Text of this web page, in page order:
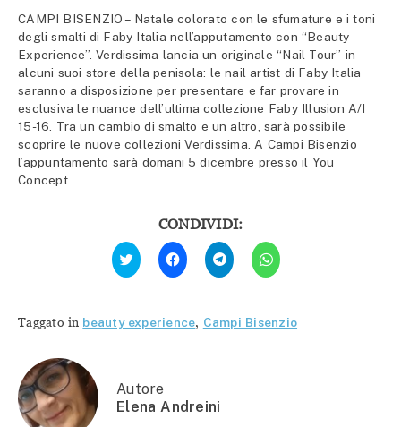
CAMPI BISENZIO – Natale colorato con le sfumature e i toni
degli smalti di Faby Italia nell’apputamento con “Beauty
Experience”. Verdissima lancia un originale “Nail Tour” in
alcuni suoi store della penisola: le nail artist di Faby Italia
saranno a disposizione per presentare e far provare in
esclusiva le nuance dell’ultima collezione Faby Illusion A/I
15-16. Tra un cambio di smalto e un altro, sarà possibile
scoprire le nuove collezioni Verdissima. A Campi Bisenzio
l’appuntamento sarà domani 5 dicembre presso il You
Concept.
CONDIVIDI:
Fai
clic
qui
Twitter
(Si
finestra)
Fai
clic
per
condividere
(Si
apre
Fai
clic
per
condividere
(Si
apre
Fai
clic
per
(Si
apre
Taggato in beauty experience, Campi Bisenzio
Autore
Elena Andreini